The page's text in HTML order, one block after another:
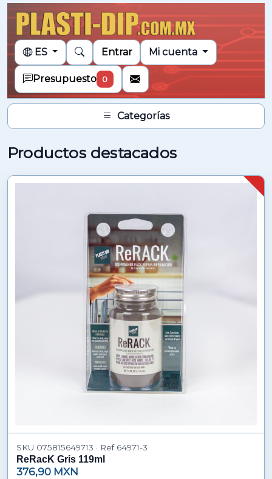
ES Entrar Mi cuenta
Presupuesto 0
Categorías
Productos destacados
SKU 075815649713 · Ref 64971-3
ReRacK Gris 119ml
376,90 MXN